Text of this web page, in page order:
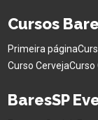
Cursos
Primeira página
Curso CervejaCurso
BaresSP